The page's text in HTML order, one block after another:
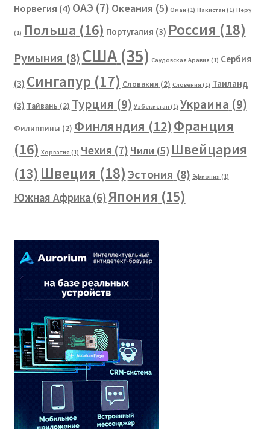
Норвегия (4) ОАЭ (7) Океания (5) Оман (1) Пакистан (1) Перу
(1) Польша (16) Португалия (3) Россия (18)
Румыния (8)США(35) Саудовская Аравия (1) Сербия
(3) Сингапур (17) Словакия (2) Словения (1) Таиланд
(3) Тайвань (2) Турция (9) Узбекистан (1) Украина (9)
Филиппины (2) Финляндия (12)Франция
(16) Хорватия (1) Чехия (7) Чили (5) Швейцария
(13) Швеция (18)Эстония (8) Эфиопия (1)
Южная Африка(6)Япония (15)